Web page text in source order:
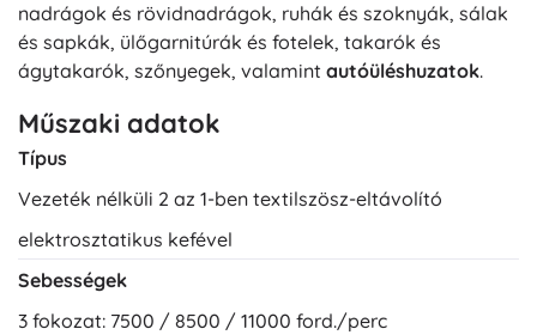
nadrágok és rövidnadrágok, ruhák és szoknyák, sálak
és sapkák, ülőgarnitúrák és fotelek, takarók és
ágytakarók, szőnyegek, valamint autóüléshuzatok.
Műszaki adatok
Típus
Vezeték nélküli 2 az 1-ben textilszösz-eltávolító
elektrosztatikus kefével
Sebességek
3 fokozat: 7500 / 8500 / 11000 ford./perc